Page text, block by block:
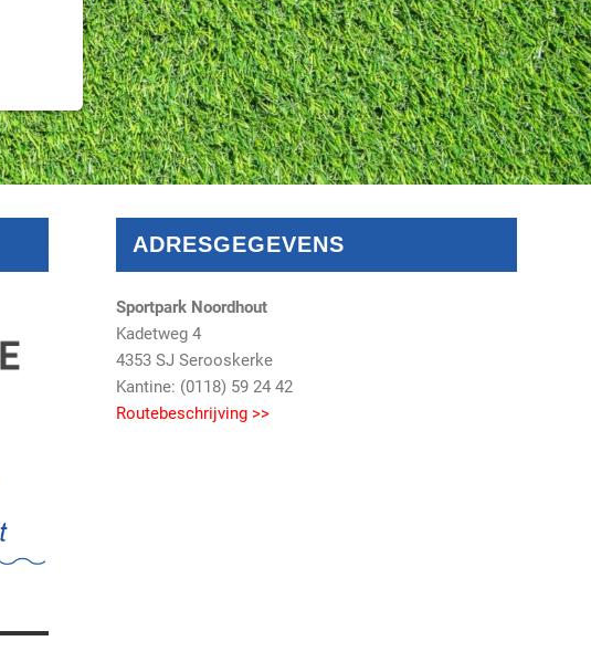
ADRESGEGEVENS
Sportpark Noordhout
Kadetweg 4
4353 SJ Serooskerke
Kantine: (0118) 59 24 42
Routebeschrijving >>